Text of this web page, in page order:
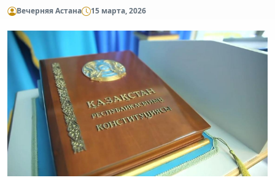
Вечерняя Астана 15 марта, 2026